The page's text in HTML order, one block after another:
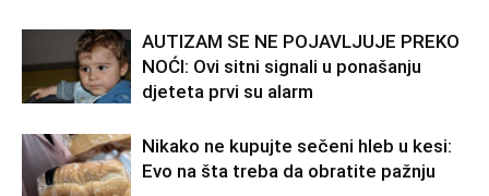
AUTIZAM SE NE POJAVLJUJE PREKO
NOĆI: Ovi sitni signali u ponašanju
djeteta prvi su alarm
Nikako ne kupujte sečeni hleb u kesi:
Evo na šta treba da obratite pažnju